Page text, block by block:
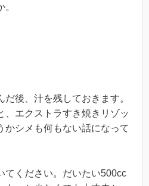
後、汁を残しておきます。
、エクストラすき焼きリゾッ
かシメも何もない話になって
てください。だいたい500cc